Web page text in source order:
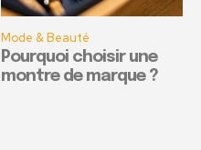
Mode & Beauté
Pourquoi choisir une
montre de marque ?